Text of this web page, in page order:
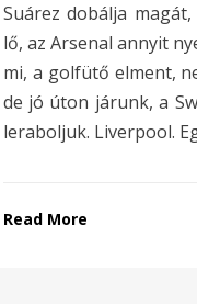
Suárez dobálja
lő, az Arsenal annyit
mi, a golfütő elment,
de jó úton járunk, a
leraboljuk. Liverpool.
Read More